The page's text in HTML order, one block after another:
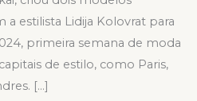
a estilista Lidija Kolovrat para
primeira semana de moda
de estilo, como Paris,
[…]